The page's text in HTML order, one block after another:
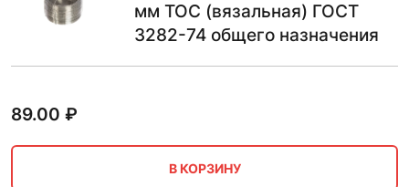
мм ТОС (вязальная) ГОСТ
3282-74 общего назначения
89.00 ₽
В КОРЗИНУ